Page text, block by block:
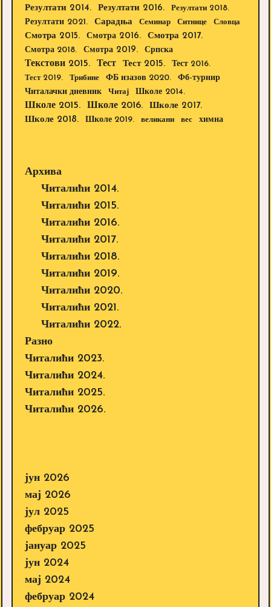
Резултати 2014.
Резултати 2016. Резултати 2018.
Резултати 2021. Сарадња Семинар Ситнице Словца
Смотра 2015. Смотра 2016. Смотра 2017.
Смотра 2018. Смотра 2019. Српска
Текстови 2015. Тест Тест 2015.
Тест 2016.
Тест 2019.
Трибине ФБ изазов 2020.
Фб-турнир
Читалачки дневник
Читај Школе 2014.
Школе 2015. Школе 2016.
Школе 2017.
Школе 2018.
Школе 2019. великани вес химна
Архива
Читалићи 2014.
Читалићи 2015.
Читалићи 2016.
Читалићи 2017.
Читалићи 2018.
Читалићи 2019.
Читалићи 2020.
Читалићи 2021.
Читалићи 2022.
Разно
Читалићи 2023.
Читалићи 2024.
Читалићи 2025.
Читалићи 2026.
јун 2026
мај 2026
јул 2025
фебруар 2025
јануар 2025
јун 2024
мај 2024
фебруар 2024